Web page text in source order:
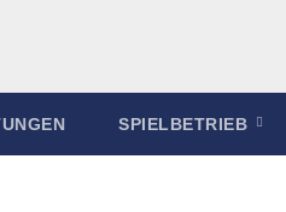
SPIELBETRIEB